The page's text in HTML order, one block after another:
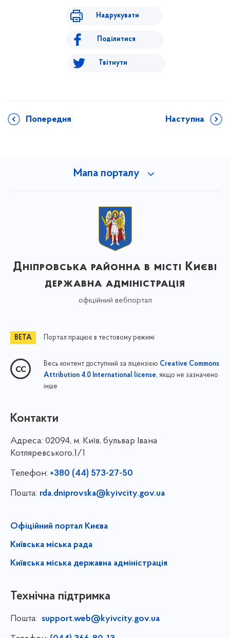
Надрукувати
Поділитися
Твітнути
Попередня Наступна
Мапа порталу
Дніпровська районна в місті Києві
державна адміністрація
офіційний вебпортал
Портал працює в тестовому режимі
Весь контент доступний за ліцензією Creative Commons
Attribution 4.0 International license, якщо не зазначено
інше
Контакти
Адреса: 02094, м. Київ, бульвар Івана
Котляревського,1/1
Телефон: +380 (44) 573-27-50
Пошта: rda.dniprovska@kyivcity.gov.ua
Офіційний портал Києва
Київська міська рада
Київська міська державна адміністрація
Технічна підтримка
Пошта: support.web@kyivcity.gov.ua